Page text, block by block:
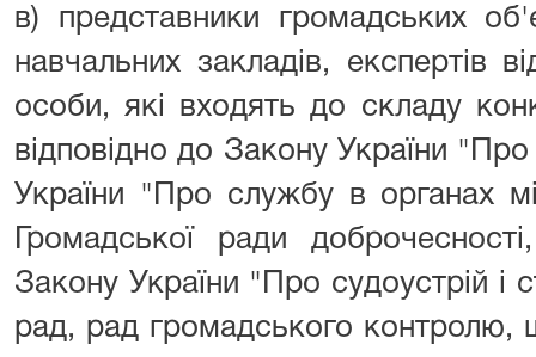
в) представники громадських
навчальних закладів, експертів
особи, які входять до складу
відповідно до Закону України
України "Про службу в органах
Громадської ради
Закону України "Про судоустрій і
рад, рад громадського контролю,